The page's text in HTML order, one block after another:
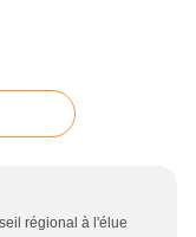
régional à l'élue